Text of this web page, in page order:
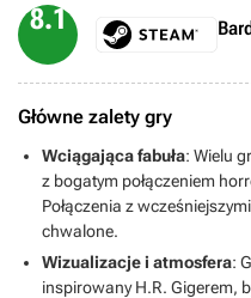
8.1
Główne zalety gry
Wciągająca fabuła: Wielu
z bogatym połączeniem
Połączenia z
chwalone.
Wizualizacje i atmosfera:
inspirowany H.R. Gigerem,